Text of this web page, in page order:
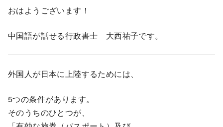
おはようございます！
中国語が話せる行政書士 大西祐子です。
外国人が日本に上陸するためには、
5つの条件があります。
そのうちのひとつが、